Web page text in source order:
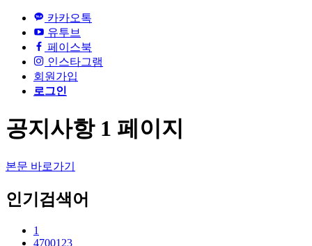
카카오톡
유투브
페이스북
인스타그램
회원가입
로그인
공지사항 1 페이지
본문 바로가기
인기검색어
1
4700123